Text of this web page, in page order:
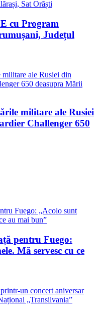
cu Program
Județul
militare ale Rusiei
Challenger 650
pentru Fuego:
Mă servesc cu ce